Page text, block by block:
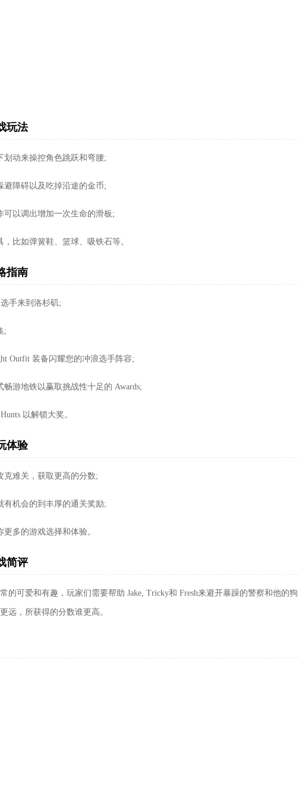
玩法
划动来操控角色跳跃和弯腰;
避障碍以及吃掉沿途的金币;
可以调出增加一次生命的滑板;
比如弹簧鞋、篮球、吸铁石等。
指南
手来到洛杉矶;
;
Outfit 装备闪耀您的冲浪选手阵容;
游地铁以赢取挑战性十足的 Awards;
以解锁大奖。
体验
克难关，获取更高的分数;
有机会的到丰厚的通关奖励;
多的游戏选择和体验。
简评
的可爱和有趣，玩家们需要帮助 Jake, Tricky和 Fresh来避开暴躁的警察和他的
远，所获得的分数谁更高。